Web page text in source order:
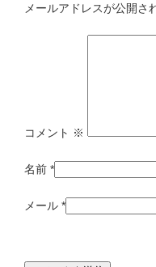
メールアドレスが公開さ
コメント ※
名前 *
メール *